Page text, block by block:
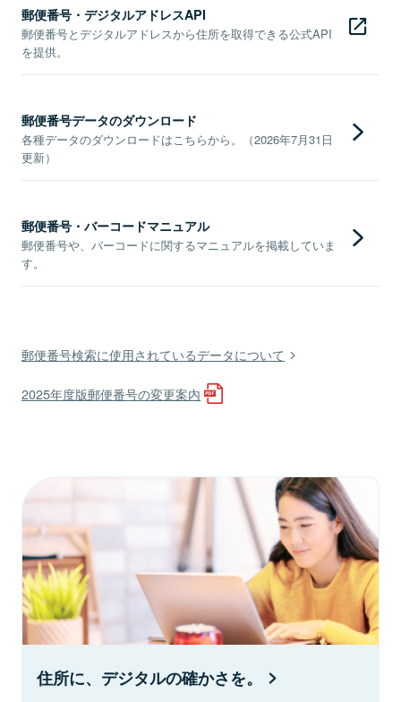
郵便番号・デジタルアドレスAPI
郵便番号とデジタルアドレスから住所を取得できる公式API
を提供。
郵便番号データのダウンロード
各種データのダウンロードはこちらから。（2026年7月31日
更新）
郵便番号・バーコードマニュアル
郵便番号や、バーコードに関するマニュアルを掲載していま
す。
郵便番号検索に使用されているデータについて
2025年度版郵便番号の変更案内
住所に、デジタルの確かさを。